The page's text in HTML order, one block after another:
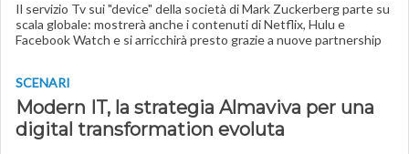
Il servizio Tv sui "device" della società di Mark Zuckerberg parte su
scala globale: mostrerà anche i contenuti di Netflix, Hulu e
Facebook Watch e si arricchirà presto grazie a nuove partnership
SCENARI
Modern IT, la strategia Almaviva per una
digital transformation evoluta